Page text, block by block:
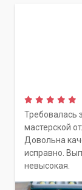
Требовалась
мастерской
Довольна
исправно.
невысокая.